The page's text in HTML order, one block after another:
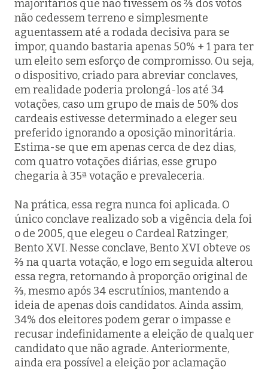
majoritários que não tivessem os ⅔ dos votos
não cedessem terreno e simplesmente
aguentassem até a rodada decisiva para se
impor, quando bastaria apenas 50% + 1 para ter
um eleito sem esforço de compromisso. Ou seja,
o dispositivo, criado para abreviar conclaves,
em realidade poderia prolongá-los até 34
votações, caso um grupo de mais de 50% dos
cardeais estivesse determinado a eleger seu
preferido ignorando a oposição minoritária.
Estima-se que em apenas cerca de dez dias,
com quatro votações diárias, esse grupo
chegaria à 35ª votação e prevaleceria.
Na prática, essa regra nunca foi aplicada. O
único conclave realizado sob a vigência dela foi
o de 2005, que elegeu o Cardeal Ratzinger,
Bento XVI. Nesse conclave, Bento XVI obteve os
⅔ na quarta votação, e logo em seguida alterou
essa regra, retornando à proporção original de
⅔, mesmo após 34 escrutínios, mantendo a
ideia de apenas dois candidatos. Ainda assim,
34% dos eleitores podem gerar o impasse e
recusar indefinidamente a eleição de qualquer
candidato que não agrade. Anteriormente,
ainda era possível a eleição por aclamação